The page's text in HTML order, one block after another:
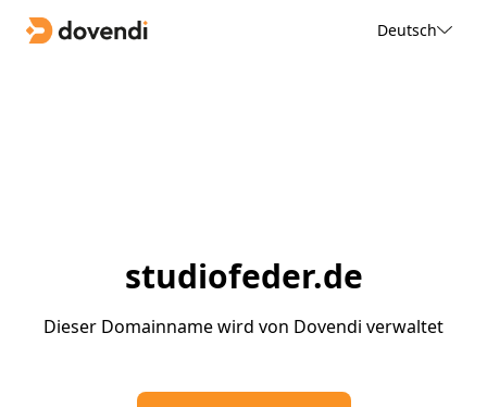
Deutsch
studiofeder.de
Dieser Domainname wird von Dovendi verwaltet